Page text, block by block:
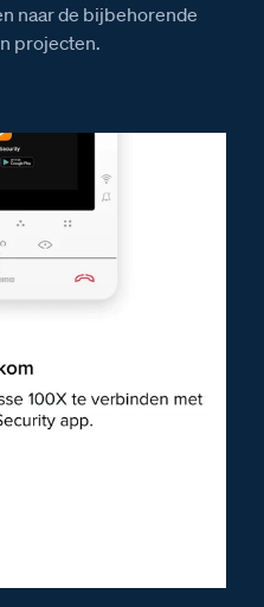
naar de bijbehorende
projecten.